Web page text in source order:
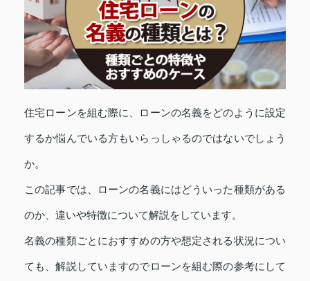
住宅ローンを組む際に、ローンの名義をどのように設定
するか悩んでいる方もいらっしゃるのではないでしょう
か。
この記事では、ローンの名義にはどういった種類がある
のか、違いや特徴について解説をしています。
名義の種類ごとにおすすめの方や想定される状況につい
ても、解説していますのでローンを組む際の参考にして